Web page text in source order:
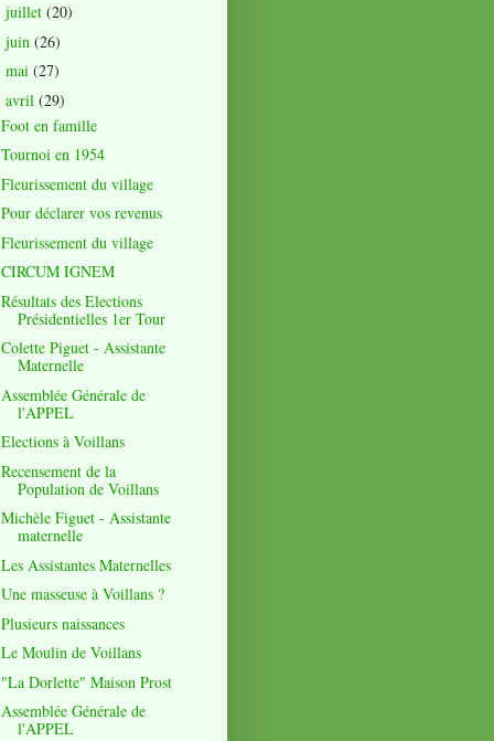
juillet (20)
juin (26)
mai (27)
avril (29)
Foot en famille
Tournoi en 1954
Fleurissement du village
Pour déclarer vos revenus
Fleurissement du village
CIRCUM IGNEM
Résultats des Elections
Présidentielles 1er Tour
Colette Piguet - Assistante
Maternelle
Assemblée Générale de
l'APPEL
Elections à Voillans
Recensement de la
Population de Voillans
Michèle Figuet - Assistante
maternelle
Les Assistantes Maternelles
Une masseuse à Voillans ?
Plusieurs naissances
Le Moulin de Voillans
"La Dorlette" Maison Prost
Assemblée Générale de
l'APPEL